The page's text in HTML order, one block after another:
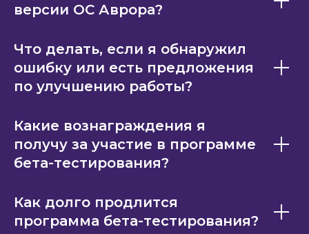
версии ОС Аврора?
Что делать, если я обнаружил
ошибку или есть предложения
по улучшению работы?
Какие вознаграждения я
получу за участие в программе
бета-тестирования?
Как долго продлится
программа бета-тестирования?